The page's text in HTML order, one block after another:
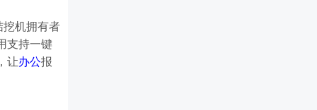
挖机拥有者
支持一键
让办公报